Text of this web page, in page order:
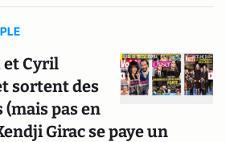
et Cyril
sortent des
pas en
Girac se paye un